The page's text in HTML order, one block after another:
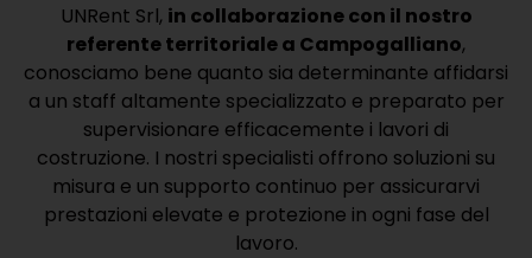
UNRent Srl, in collaborazione con il nostro
referente territoriale a Campogalliano,
conosciamo bene quanto sia determinante affidarsi
a un staff altamente specializzato e preparato per
supervisionare efficacemente i lavori di
costruzione. I nostri specialisti offrono soluzioni su
misura e un supporto continuo per assicurarvi
prestazioni elevate e protezione in ogni fase del
lavoro.